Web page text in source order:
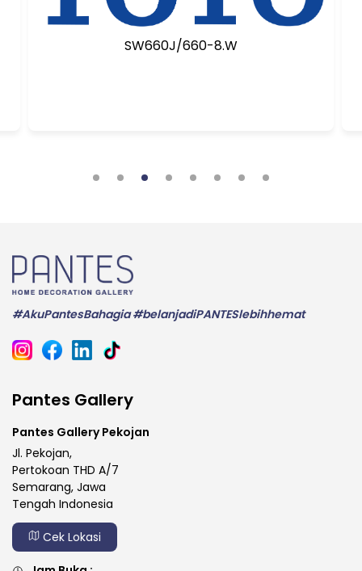
SW660J/660-8.W
#AkuPantesBahagia #belanjadiPANTESlebihhemat
Pantes Gallery
Pantes Gallery Pekojan
Jl. Pekojan,
Pertokoan THD A/7
Semarang, Jawa
Tengah Indonesia
Cek Lokasi